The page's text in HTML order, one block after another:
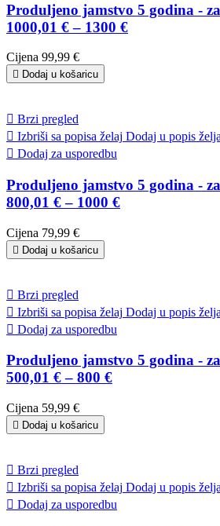
Produljeno jamstvo 5 godina -
1000,01 € – 1300 €
Cijena 99,99 €
 Dodaj u košaricu
 Brzi pregled
 Izbriši sa popisa želaj Dodaj u popis želja
 Dodaj za usporedbu
Produljeno jamstvo 5 godina -
800,01 € – 1000 €
Cijena 79,99 €
 Dodaj u košaricu
 Brzi pregled
 Izbriši sa popisa želaj Dodaj u popis želja
 Dodaj za usporedbu
Produljeno jamstvo 5 godina -
500,01 € – 800 €
Cijena 59,99 €
 Dodaj u košaricu
 Brzi pregled
 Izbriši sa popisa želaj Dodaj u popis želja
 Dodaj za usporedbu